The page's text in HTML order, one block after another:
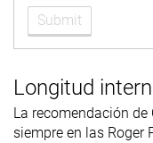
Submit
Longitud
La recomendación
siempre en las Roger